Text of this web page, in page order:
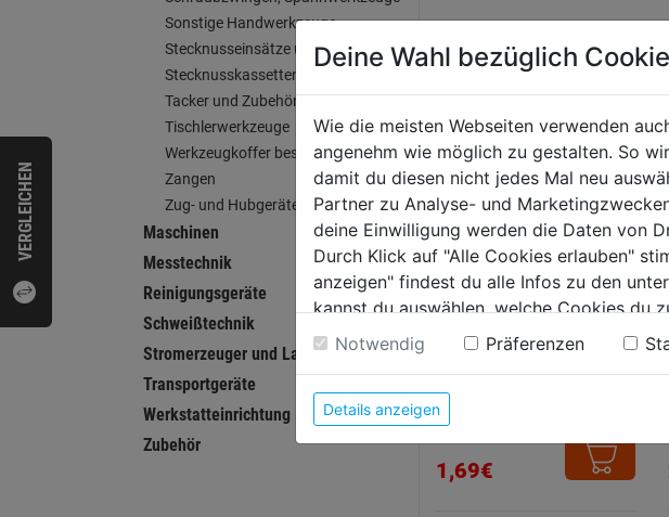
VERGLEICHEN
Sonstige Handwerkzeuge
Stecknusseinsätze und Zubehör
Stecknusskassetten
Tacker und Zubehör
Tischlerwerkzeuge
Werkzeugkoffer bestückt
Zangen
Zug- und Hubgeräte
Maschinen
Messtechnik
Reinigungsgeräte
Schweißtechnik
Stromerzeuger und Ladegeräte
Transportgeräte
Werkstatteinrichtung
Zubehör
WEITERE PRODUKTE
Abbrechklinge
1,69€
Deine Wahl bezüglich
Wie die meisten Webseiten verwenden
angenehm wie möglich zu gestalten. So
damit du diesen nicht jedes Mal neu
Partner zu Analyse- und
deine Einwilligung werden die Daten von
Durch Klick auf "Alle Cookies erlauben"
anzeigen" findest du alle Infos zu den
kannst du auswählen, welche Cookies du
Weitere Informationen findest du in unserer
Notwendig Präferenzen
Details anzeigen